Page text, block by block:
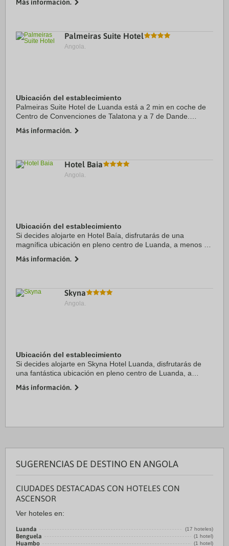
Senhora de Nazaré. Además, ...
Más información.
Palmeiras Suite Hotel
Angola.
Ubicación del establecimiento
Palmeiras Suite Hotel de Luanda está a 2 min en coche de
Centro de Convenciones de Talatona y a 7 de Dande.
de Nossa Senhora dos Remedios y a ...
Más información.
Hotel Baia
Angola.
Ubicación del establecimiento
Si decides alojarte en Hotel Baía, disfrutarás de una
magnífica ubicación en pleno centro de Luanda, a menos de
Nossa Senhora dos Remedios. Además, ...
Más información.
Skyna
Angola.
Ubicación del establecimiento
Si decides alojarte en Skyna Hotel Luanda, disfrutarás de
una fantástica ubicación en pleno centro de Luanda, a
Igreja de Nossa Senhora dos ...
Más información.
SUGERENCIAS DE DESTINO EN ANGOLA
CIUDADES DESTACADAS CON HOTELES CON
ASCENSOR
Ver hoteles en:
Luanda (17 hoteles)
Benguela (1 hotel)
Huambo (1 hotel)